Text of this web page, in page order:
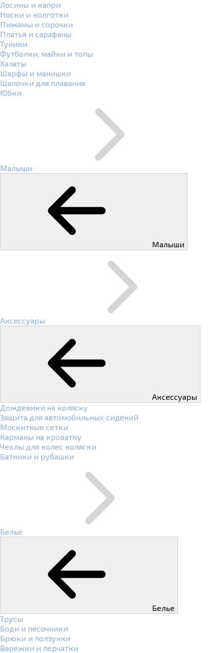
Лосины и капри
Носки и колготки
Пижамы и сорочки
Платья и сарафаны
Туники
Футболки, майки и топы
Халаты
Шарфы и манишки
Шапочки для плавания
Юбки
Малыши
Малыши
Аксессуары
Аксессуары
Дождевики на коляску
Защита для автомобильных сидений
Москитные сетки
Карманы на кроватку
Чехлы для колес коляски
Батники и рубашки
Белье
Белье
Трусы
Боди и песочники
Брюки и ползунки
Варежки и перчатки